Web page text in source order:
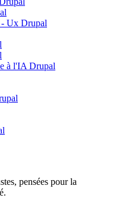
Ux Drupal
à l'IA Drupal
pensées pour la